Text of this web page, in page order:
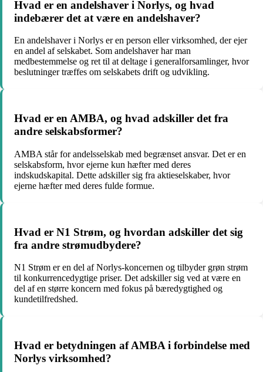
Hvad er en andelshaver i Norlys, og hvad
indebærer det at være en andelshaver?
En andelshaver i Norlys er en person eller virksomhed, der ejer
en andel af selskabet. Som andelshaver har man
medbestemmelse og ret til at deltage i generalforsamlinger, hvor
beslutninger træffes om selskabets drift og udvikling.
Hvad er en AMBA, og hvad adskiller det fra
andre selskabsformer?
AMBA står for andelsselskab med begrænset ansvar. Det er en
selskabsform, hvor ejerne kun hæfter med deres
indskudskapital. Dette adskiller sig fra aktieselskaber, hvor
ejerne hæfter med deres fulde formue.
Hvad er N1 Strøm, og hvordan adskiller det sig
fra andre strømudbydere?
N1 Strøm er en del af Norlys-koncernen og tilbyder grøn strøm
til konkurrencedygtige priser. Det adskiller sig ved at være en
del af en større koncern med fokus på bæredygtighed og
kundetilfredshed.
Hvad er betydningen af AMBA i forbindelse med
Norlys virksomhed?